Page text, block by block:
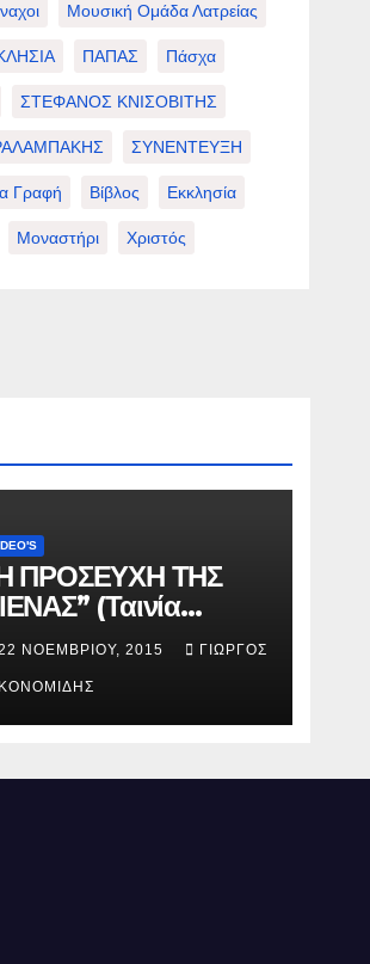
Μουσική Ομάδα Λατρείας
ΠΑΠΑΣ Πάσχα
ΣΤΕΦΑΝΟΣ ΚΝΙΣΟΒΙΤΗΣ
ΣΥΝΕΝΤΕΥΞΗ
Γραφή Βίβλος Εκκλησία
Μοναστήρι Χριστός
ΠΡΟΣΕΥΧΗ ΤΗΣ
(Ταινία
μήκους).
ΝΟΕΜΒΡΊΟΥ, 2015 ΓΙΏΡΓΟΣ